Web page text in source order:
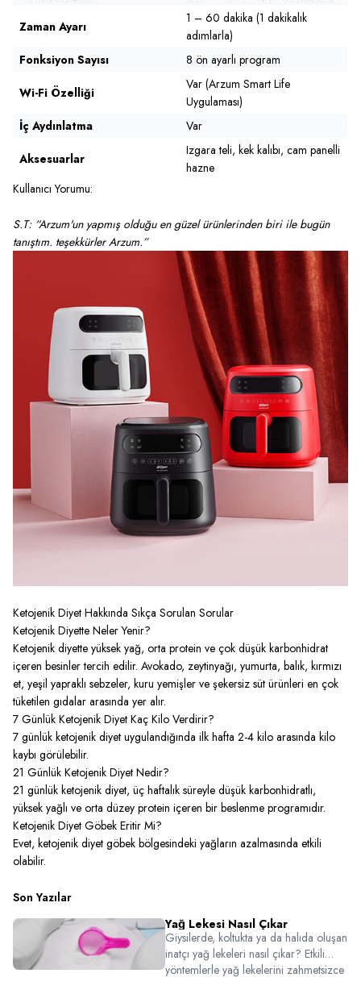
Zaman Ayarı
1 – 60 dakika (1 dakikalık
adımlarla)
Fonksiyon Sayısı
8 ön ayarlı program
Wi-Fi Özelliği
Var (Arzum Smart Life
Uygulaması)
İç Aydınlatma
Var
Aksesuarlar
Izgara teli, kek kalıbı, cam panelli
hazne
Kullanıcı Yorumu:
S.T: “Arzum'un yapmış olduğu en güzel ürünlerinden biri ile bugün
tanıştım. teşekkürler Arzum.”
Ketojenik Diyet Hakkında Sıkça Sorulan Sorular
Ketojenik Diyette Neler Yenir?
Ketojenik diyette yüksek yağ, orta protein ve çok düşük karbonhidrat
içeren besinler tercih edilir. Avokado, zeytinyağı, yumurta, balık, kırmızı
et, yeşil yapraklı sebzeler, kuru yemişler ve şekersiz süt ürünleri en çok
tüketilen gıdalar arasında yer alır.
7 Günlük Ketojenik Diyet Kaç Kilo Verdirir?
7 günlük ketojenik diyet uygulandığında ilk hafta 2-4 kilo arasında kilo
kaybı görülebilir.
21 Günlük Ketojenik Diyet Nedir?
21 günlük ketojenik diyet, üç haftalık süreyle düşük karbonhidratlı,
yüksek yağlı ve orta düzey protein içeren bir beslenme programıdır.
Ketojenik Diyet Göbek Eritir Mi?
Evet, ketojenik diyet göbek bölgesindeki yağların azalmasında etkili
olabilir.
Son Yazılar
Yağ Lekesi Nasıl Çıkar
Giysilerde, koltukta ya da halıda oluşan
inatçı yağ lekeleri nasıl çıkar? Etkili
yöntemlerle yağ lekelerini zahmetsizce